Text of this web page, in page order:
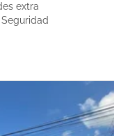
extra
Seguridad